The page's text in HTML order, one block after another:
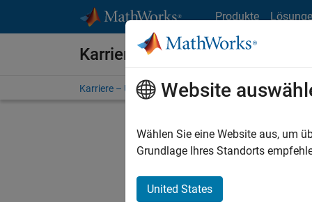
Produkte
Karriere bei MathWorks
Karriere – Übersicht Stellensuche
Website
Wählen Sie eine Website aus, um
Grundlage Ihres Standorts
United States